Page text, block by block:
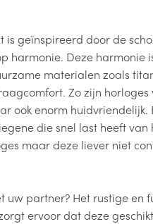
is geïnspireerd door de
harmonie. Deze harmonie
materialen zoals
Zo zijn
ook enorm huidvriendelijk.
die snel last heeft
maar deze liever niet
uw partner? Het rustige en
ervoor dat deze